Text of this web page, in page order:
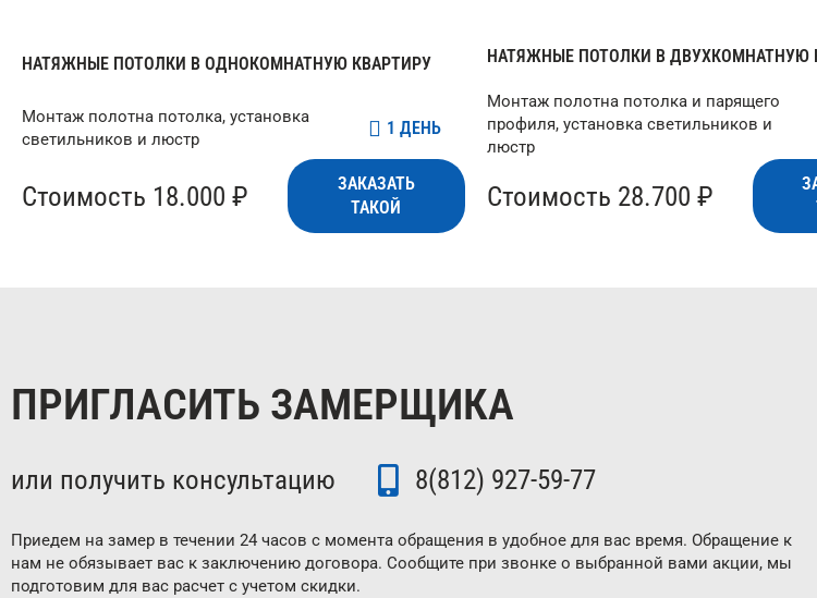
НАТЯЖНЫЕ ПОТОЛКИ В ОДНОКОМНАТНУЮ КВАРТИРУ
Монтаж полотна потолка, установка
светильников и люстр
1 ДЕНЬ
Стоимость 18.000 ₽
ЗАКАЗАТЬ
ТАКОЙ
НАТЯЖНЫЕ ПОТОЛКИ В ДВУХКОМНАТНУЮ
Монтаж полотна потолка и парящего
профиля, установка светильников и
люстр
Стоимость 28.700 ₽
ПРИГЛАСИТЬ ЗАМЕРЩИКА
или получить консультацию 8(812) 927-59-77
Приедем на замер в течении 24 часов с момента обращения в удобное для вас время. Обращение к
нам не обязывает вас к заключению договора. Сообщите при звонке о выбранной вами акции, мы
подготовим для вас расчет с учетом скидки.